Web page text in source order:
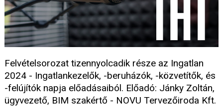
Felvételsorozat tizennyolcadik része az Ingatlan
2024 - Ingatlankezelők, -beruházók, -közvetítők, és
-felújítók napja előadásaiból. Előadó: Jánky Zoltán,
ügyvezető, BIM szakértő - NOVU Tervezőiroda Kft.